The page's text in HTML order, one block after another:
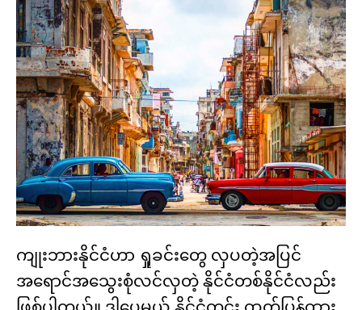
ကျုးဘားနိုင်ငံဟာ ရှုခင်းတွေ လှပတဲ့အပြင်
အရောင်အသွေးစုံလင်လှတဲ့ နိုင်ငံတစ်နိုင်ငံလည်း